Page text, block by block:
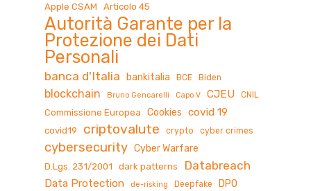
Apple CSAM Articolo 45
Autorità Garante per la
Protezione dei Dati
Personali
banca d'Italia bankitalia BCE Biden
blockchain Bruno Gencarelli Capo V CJEU CNIL
Commissione Europea Cookies covid 19
covid19 criptovalute crypto cyber crimes
cybersecurity Cyber Warfare
D.Lgs. 231/2001 dark patterns Databreach
Data Protection de-risking Deepfake DPO